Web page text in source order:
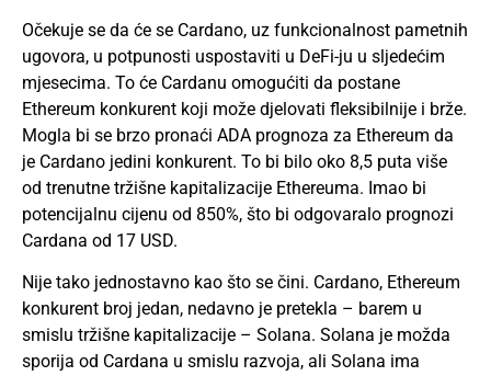
Očekuje se da će se Cardano, uz funkcionalnost pametnih
ugovora, u potpunosti uspostaviti u DeFi-ju u sljedećim
mjesecima. To će Cardanu omogućiti da postane
Ethereum konkurent koji može djelovati fleksibilnije i brže.
Mogla bi se brzo pronaći ADA prognoza za Ethereum da
je Cardano jedini konkurent. To bi bilo oko 8,5 puta više
od trenutne tržišne kapitalizacije Ethereuma. Imao bi
potencijalnu cijenu od 850%, što bi odgovaralo prognozi
Cardana od 17 USD.
Nije tako jednostavno kao što se čini. Cardano, Ethereum
konkurent broj jedan, nedavno je pretekla – barem u
smislu tržišne kapitalizacije – Solana. Solana je možda
sporija od Cardana u smislu razvoja, ali Solana ima